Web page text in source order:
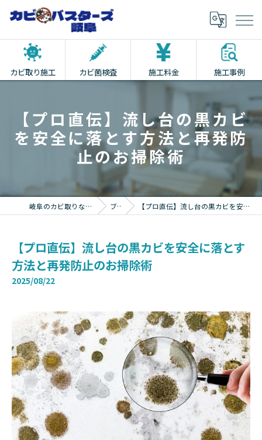
カビ取り施工 カビ菌検査 施工料金 施工事例
【プロ直伝】流し台の黒カビ
を安全に落とす方法と再発防
止のお掃除術
岐阜のカビ取りならカビバスターズ岐阜 ブログ 【プロ直伝】流し台の黒カビを安全に落とす方法と再発防止のお掃除術
【プロ直伝】流し台の黒カビを安全に落とす
方法と再発防止のお掃除術
2025/08/22